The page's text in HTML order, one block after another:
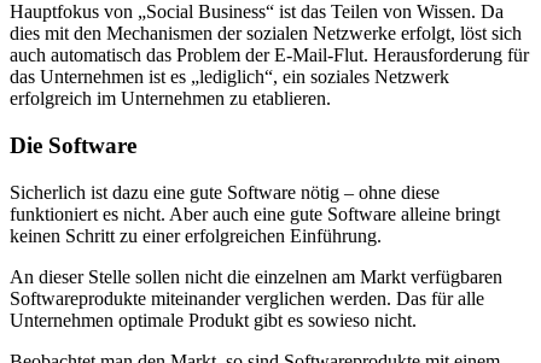
Hauptfokus von „Social Business“ ist das Teilen von Wissen. Da
dies mit den Mechanismen der sozialen Netzwerke erfolgt, löst sich
auch automatisch das Problem der E-Mail-Flut. Heraus­for­de­rung für
das Unternehmen ist es „lediglich“, ein soziales Netzwerk
erfolgreich im Unternehmen zu etablieren.
Die Software
Sicherlich ist dazu eine gute Software nötig – ohne diese
funktioniert es nicht. Aber auch eine gute Software alleine bringt
keinen Schritt zu einer erfolgreichen Einführung.
An dieser Stelle sollen nicht die einzelnen am Markt verfügbaren
Softwareprodukte miteinander verglichen werden. Das für alle
Unternehmen optimale Produkt gibt es sowieso nicht.